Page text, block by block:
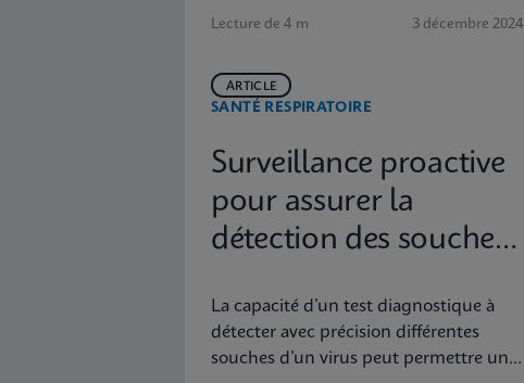
Lecture de 4 m 3 décembre 2024
SANTÉ RESPIRATOIRE
ARTICLE
Surveillance proactive
pour assurer la
détection des souches
La capacité d’un test diagnostique à
détecter avec précision différentes
souches d’un virus peut permettre une